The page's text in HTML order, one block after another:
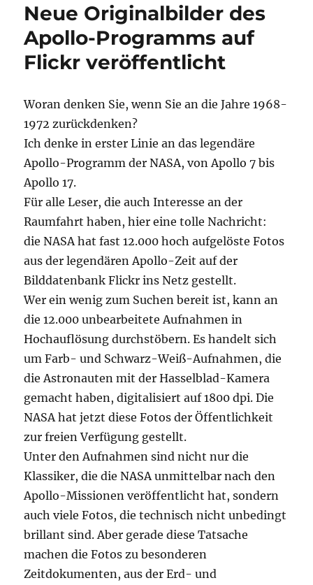
Neue Originalbilder des
Apollo-Programms auf
Flickr veröffentlicht
Woran denken Sie, wenn Sie an die Jahre 1968-
1972 zurückdenken?
Ich denke in erster Linie an das legendäre
Apollo-Programm der NASA, von Apollo 7 bis
Apollo 17.
Für alle Leser, die auch Interesse an der
Raumfahrt haben, hier eine tolle Nachricht:
die NASA hat fast 12.000 hoch aufgelöste Fotos
aus der legendären Apollo-Zeit auf der
Bilddatenbank Flickr ins Netz gestellt.
Wer ein wenig zum Suchen bereit ist, kann an
die 12.000 unbearbeitete Aufnahmen in
Hochauflösung durchstöbern. Es handelt sich
um Farb- und Schwarz-Weiß-Aufnahmen, die
die Astronauten mit der Hasselblad-Kamera
gemacht haben, digitalisiert auf 1800 dpi. Die
NASA hat jetzt diese Fotos der Öffentlichkeit
zur freien Verfügung gestellt.
Unter den Aufnahmen sind nicht nur die
Klassiker, die die NASA unmittelbar nach den
Apollo-Missionen veröffentlicht hat, sondern
auch viele Fotos, die technisch nicht unbedingt
brillant sind. Aber gerade diese Tatsache
machen die Fotos zu besonderen
Zeitdokumenten, aus der Erd- und